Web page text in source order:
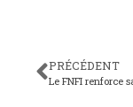
PRÉCÉDENT